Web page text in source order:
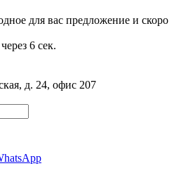
для вас предложение и скоро
6 сек.
д. 24, офис 207